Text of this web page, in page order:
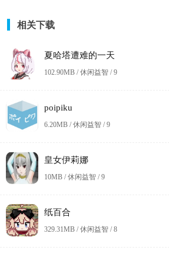
相关下载
夏哈塔遭难的一天
102.90MB / 休闲益智 /9
poipiku
6.20MB / 休闲益智 /9
皇女伊莉娜
10MB / 休闲益智 /9
纸百合
329.31MB / 休闲益智 /8